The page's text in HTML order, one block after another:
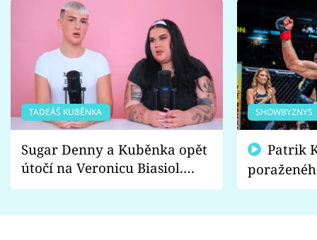
TADEÁŠ KUBĚNKA
Sugar Denny a Kuběnka opět
útočí na Veronicu Biasiol.
Proč je podle nich falešná a
SHOWBYZNYS
fanoušci